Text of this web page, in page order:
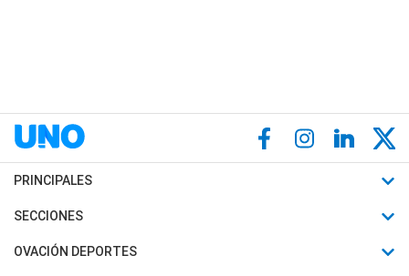
PRINCIPALES
Últimas Noticias
Política
SECCIONES
Horóscopo
OVACIÓN DEPORTES